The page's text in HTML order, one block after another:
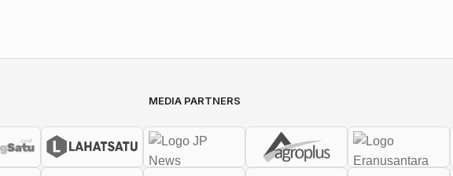
MEDIA PARTNERS